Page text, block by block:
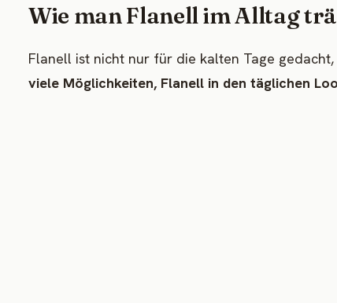
Wie man Flanell im Alltag
Flanell ist nicht nur für die kalten Tage
viele Möglichkeiten, Flanell in den täglichen